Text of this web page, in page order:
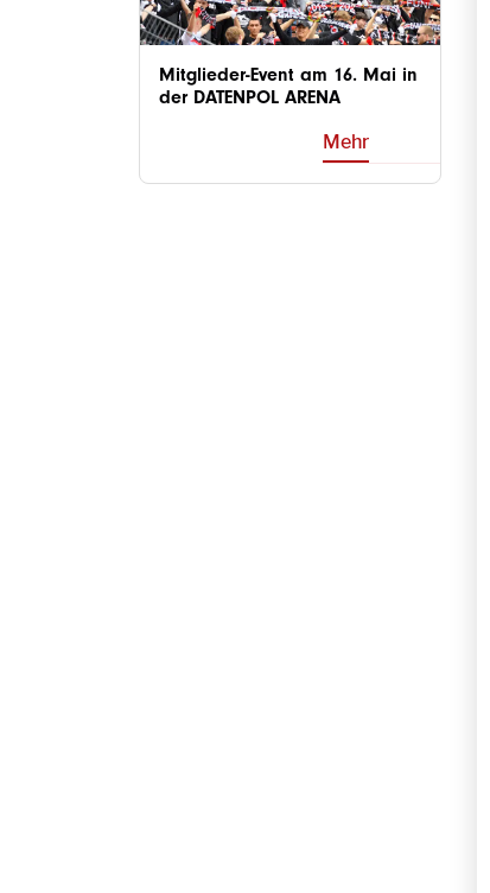
Mitglieder-Event am 16. Mai in
der DATENPOL ARENA
Mehr